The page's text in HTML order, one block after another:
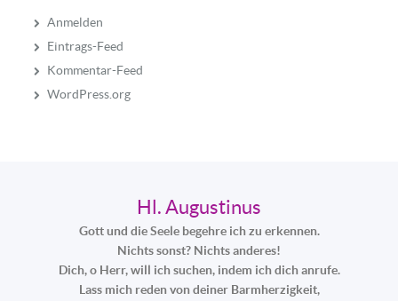
Anmelden
Eintrags-Feed
Kommentar-Feed
WordPress.org
Hl. Augustinus
Gott und die Seele begehre ich zu erkennen.
Nichts sonst? Nichts anderes!
Dich, o Herr, will ich suchen, indem ich dich anrufe.
Lass mich reden von deiner Barmherzigkeit,